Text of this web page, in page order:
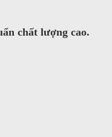
chất lượng cao.